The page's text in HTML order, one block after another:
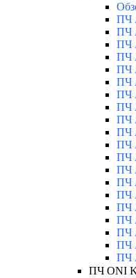
ПЧ
ПЧ
ПЧ
ПЧ
ПЧ
ПЧ
ПЧ
ПЧ
ПЧ
ПЧ
ПЧ
ПЧ
ПЧ
ПЧ
ПЧ
ПЧ
ПЧ
ПЧ
ПЧ
ПЧ
ПЧ ONI